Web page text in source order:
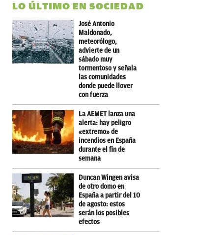
LO ÚLTIMO EN SOCIEDAD
José Antonio
Maldonado,
meteorólogo,
advierte de un
sábado muy
tormentoso y señala
las comunidades
donde puede llover
con fuerza
La AEMET lanza una
alerta: hay peligro
«extremo» de
incendios en España
durante el fin de
semana
Duncan Wingen avisa
de otro domo en
España a partir del 10
de agosto: estos
serán los posibles
efectos